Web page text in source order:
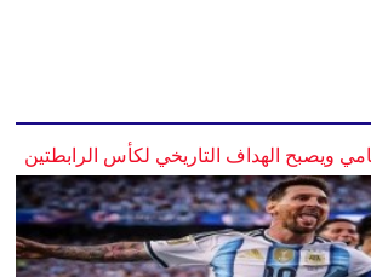
ويصبح الهداف التاريخي لكأس الرابطتين